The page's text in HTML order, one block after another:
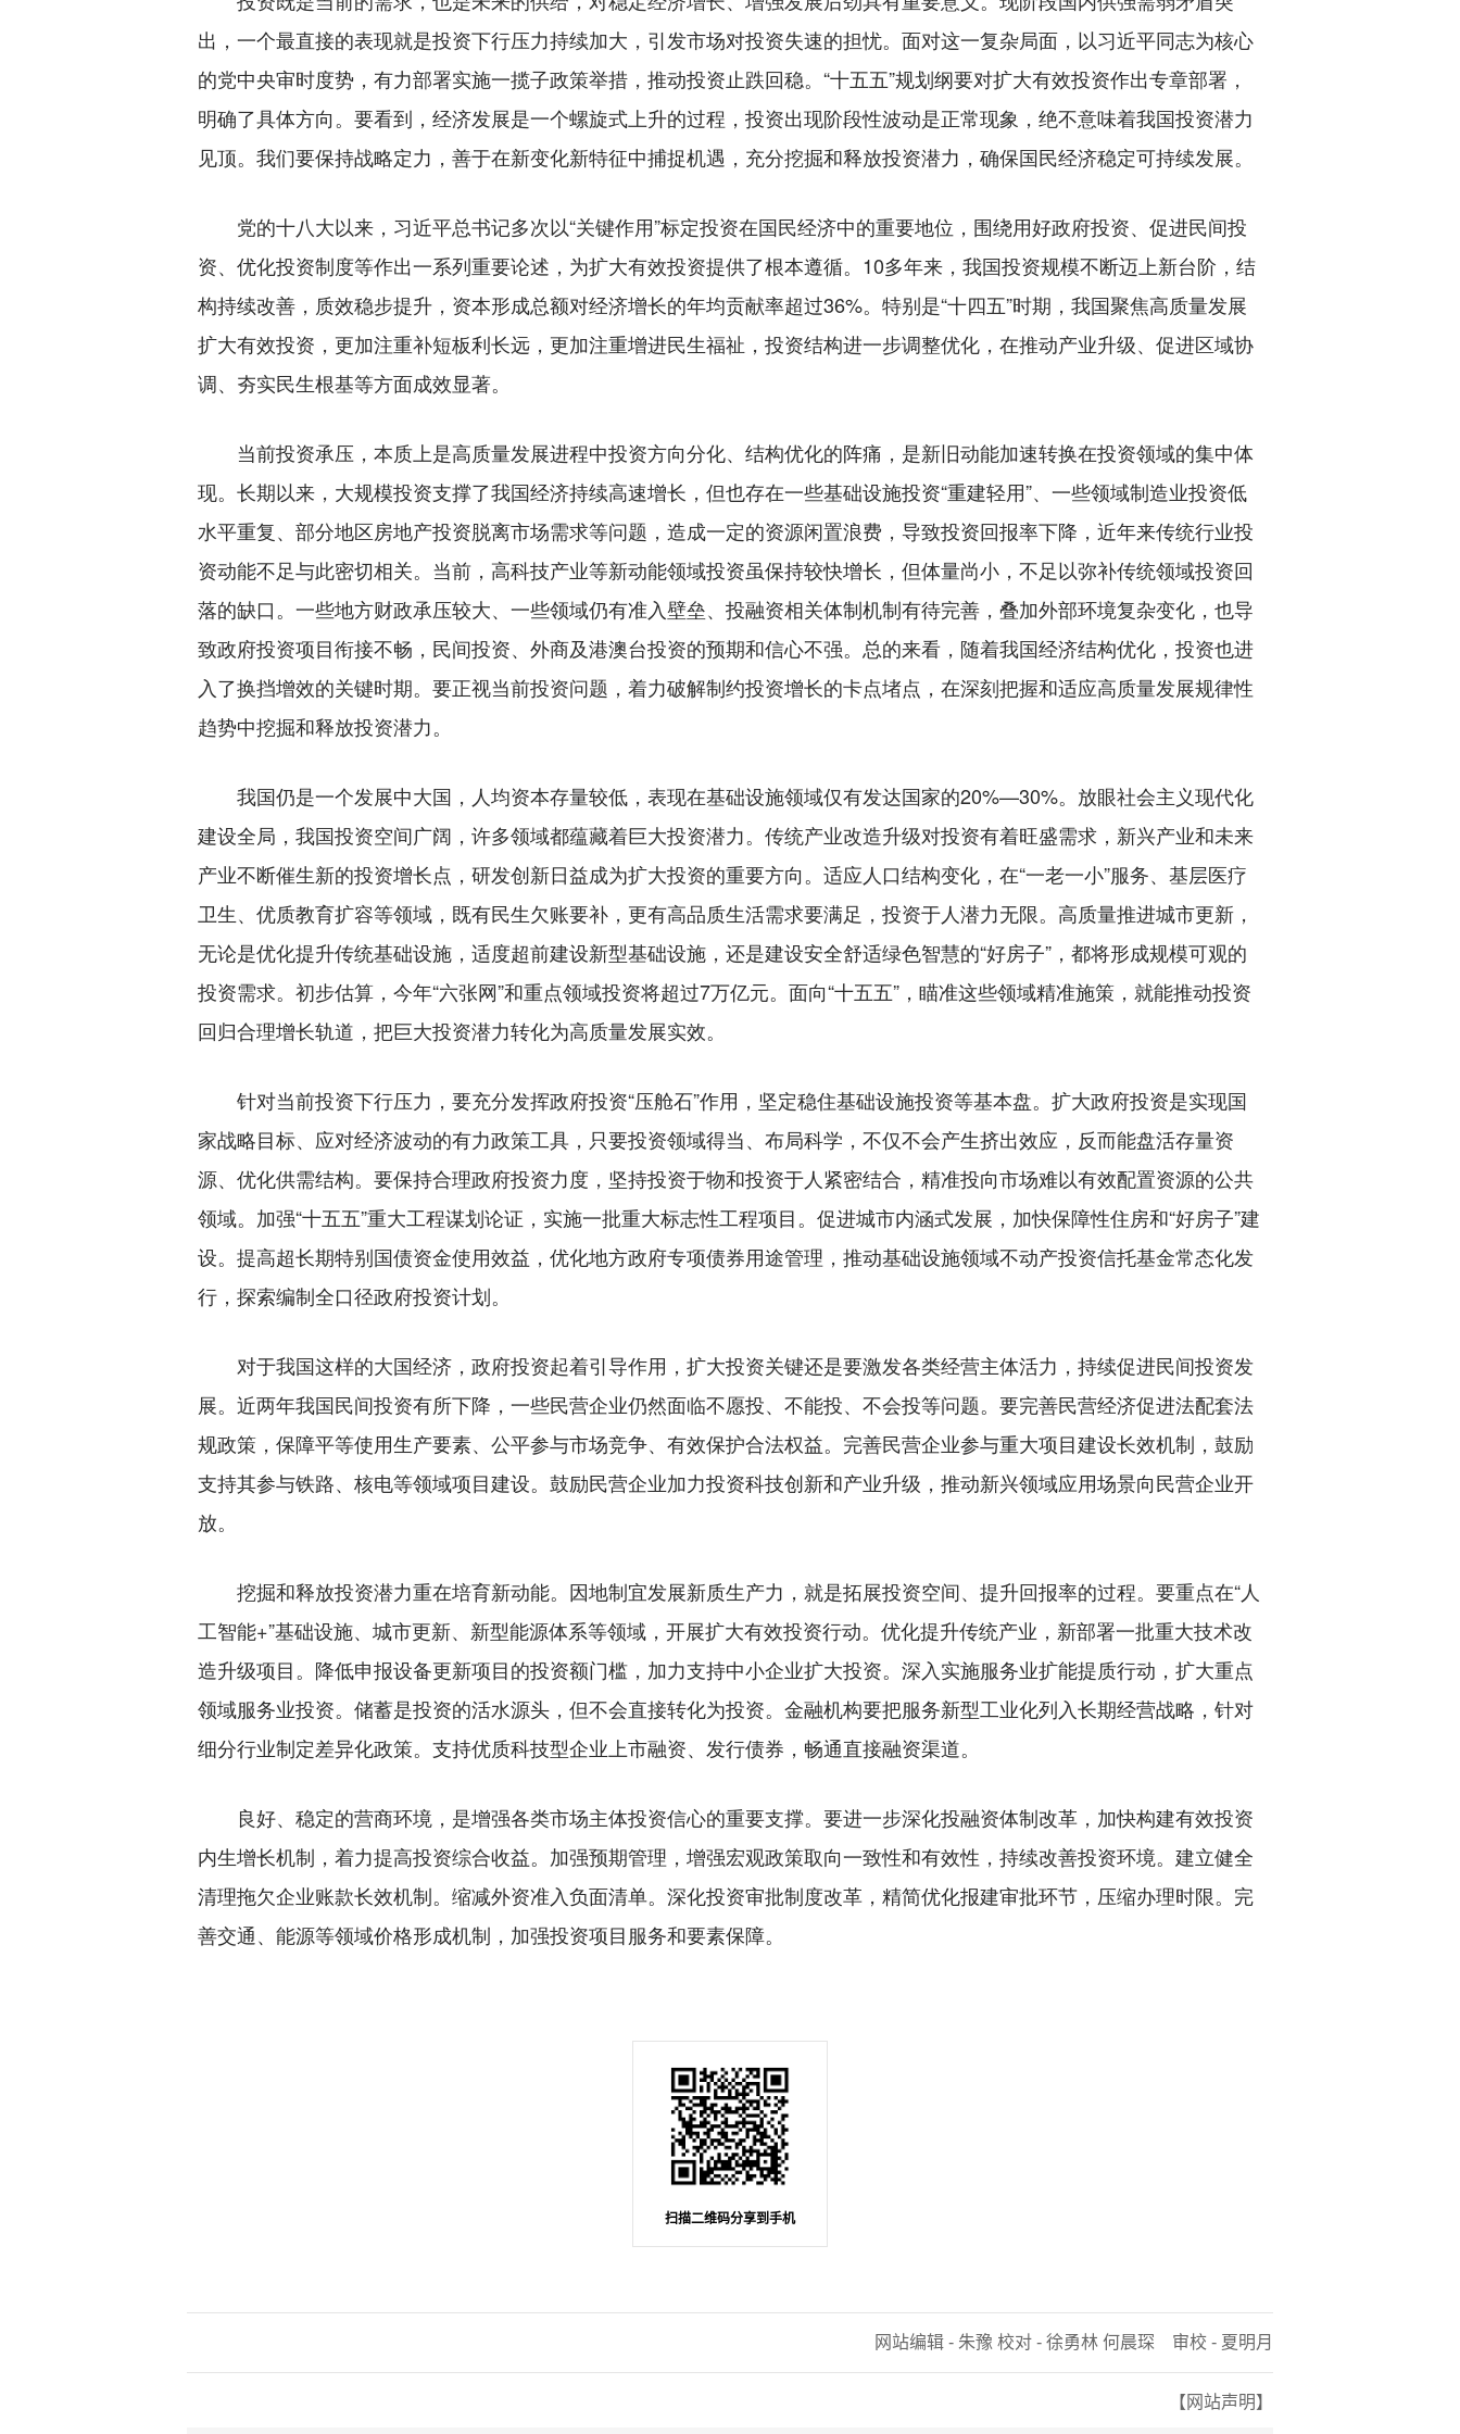
出，一个最直接的表现就是投资下行压力持续加大，引发市场对投资失速的担忧。面对这一复杂局面，以习近平同志为核心
的党中央审时度势，有力部署实施一揽子政策举措，推动投资止跌回稳。“十五五”规划纲要对扩大有效投资作出专章部署，
明确了具体方向。要看到，经济发展是一个螺旋式上升的过程，投资出现阶段性波动是正常现象，绝不意味着我国投资潜力
见顶。我们要保持战略定力，善于在新变化新特征中捕捉机遇，充分挖掘和释放投资潜力，确保国民经济稳定可持续发展。
党的十八大以来，习近平总书记多次以“关键作用”标定投资在国民经济中的重要地位，围绕用好政府投资、促进民间投
资、优化投资制度等作出一系列重要论述，为扩大有效投资提供了根本遵循。10多年来，我国投资规模不断迈上新台阶，结
构持续改善，质效稳步提升，资本形成总额对经济增长的年均贡献率超过36%。特别是“十四五”时期，我国聚焦高质量发展
扩大有效投资，更加注重补短板利长远，更加注重增进民生福祉，投资结构进一步调整优化，在推动产业升级、促进区域协
调、夯实民生根基等方面成效显著。
当前投资承压，本质上是高质量发展进程中投资方向分化、结构优化的阵痛，是新旧动能加速转换在投资领域的集中体
现。长期以来，大规模投资支撑了我国经济持续高速增长，但也存在一些基础设施投资“重建轻用”、一些领域制造业投资低
水平重复、部分地区房地产投资脱离市场需求等问题，造成一定的资源闲置浪费，导致投资回报率下降，近年来传统行业投
资动能不足与此密切相关。当前，高科技产业等新动能领域投资虽保持较快增长，但体量尚小，不足以弥补传统领域投资回
落的缺口。一些地方财政承压较大、一些领域仍有准入壁垒、投融资相关体制机制有待完善，叠加外部环境复杂变化，也导
致政府投资项目衔接不畅，民间投资、外商及港澳台投资的预期和信心不强。总的来看，随着我国经济结构优化，投资也进
入了换挡增效的关键时期。要正视当前投资问题，着力破解制约投资增长的卡点堵点，在深刻把握和适应高质量发展规律性
趋势中挖掘和释放投资潜力。
我国仍是一个发展中大国，人均资本存量较低，表现在基础设施领域仅有发达国家的20%—30%。放眼社会主义现代化
建设全局，我国投资空间广阔，许多领域都蕴藏着巨大投资潜力。传统产业改造升级对投资有着旺盛需求，新兴产业和未来
产业不断催生新的投资增长点，研发创新日益成为扩大投资的重要方向。适应人口结构变化，在“一老一小”服务、基层医疗
卫生、优质教育扩容等领域，既有民生欠账要补，更有高品质生活需求要满足，投资于人潜力无限。高质量推进城市更新，
无论是优化提升传统基础设施，适度超前建设新型基础设施，还是建设安全舒适绿色智慧的“好房子”，都将形成规模可观的
投资需求。初步估算，今年“六张网”和重点领域投资将超过7万亿元。面向“十五五”，瞄准这些领域精准施策，就能推动投资
回归合理增长轨道，把巨大投资潜力转化为高质量发展实效。
针对当前投资下行压力，要充分发挥政府投资“压舱石”作用，坚定稳住基础设施投资等基本盘。扩大政府投资是实现国
家战略目标、应对经济波动的有力政策工具，只要投资领域得当、布局科学，不仅不会产生挤出效应，反而能盘活存量资
源、优化供需结构。要保持合理政府投资力度，坚持投资于物和投资于人紧密结合，精准投向市场难以有效配置资源的公共
领域。加强“十五五”重大工程谋划论证，实施一批重大标志性工程项目。促进城市内涵式发展，加快保障性住房和“好房子”建
设。提高超长期特别国债资金使用效益，优化地方政府专项债券用途管理，推动基础设施领域不动产投资信托基金常态化发
行，探索编制全口径政府投资计划。
对于我国这样的大国经济，政府投资起着引导作用，扩大投资关键还是要激发各类经营主体活力，持续促进民间投资发
展。近两年我国民间投资有所下降，一些民营企业仍然面临不愿投、不能投、不会投等问题。要完善民营经济促进法配套法
规政策，保障平等使用生产要素、公平参与市场竞争、有效保护合法权益。完善民营企业参与重大项目建设长效机制，鼓励
支持其参与铁路、核电等领域项目建设。鼓励民营企业加力投资科技创新和产业升级，推动新兴领域应用场景向民营企业开
放。
挖掘和释放投资潜力重在培育新动能。因地制宜发展新质生产力，就是拓展投资空间、提升回报率的过程。要重点在“人
工智能+”基础设施、城市更新、新型能源体系等领域，开展扩大有效投资行动。优化提升传统产业，新部署一批重大技术改
造升级项目。降低申报设备更新项目的投资额门槛，加力支持中小企业扩大投资。深入实施服务业扩能提质行动，扩大重点
领域服务业投资。储蓄是投资的活水源头，但不会直接转化为投资。金融机构要把服务新型工业化列入长期经营战略，针对
细分行业制定差异化政策。支持优质科技型企业上市融资、发行债券，畅通直接融资渠道。
良好、稳定的营商环境，是增强各类市场主体投资信心的重要支撑。要进一步深化投融资体制改革，加快构建有效投资
内生增长机制，着力提高投资综合收益。加强预期管理，增强宏观政策取向一致性和有效性，持续改善投资环境。建立健全
清理拖欠企业账款长效机制。缩减外资准入负面清单。深化投资审批制度改革，精简优化报建审批环节，压缩办理时限。完
善交通、能源等领域价格形成机制，加强投资项目服务和要素保障。
扫描二维码分享到手机
网站编辑 - 朱豫 校对 - 徐勇林 何晨琛 审校 - 夏明月
【网站声明】